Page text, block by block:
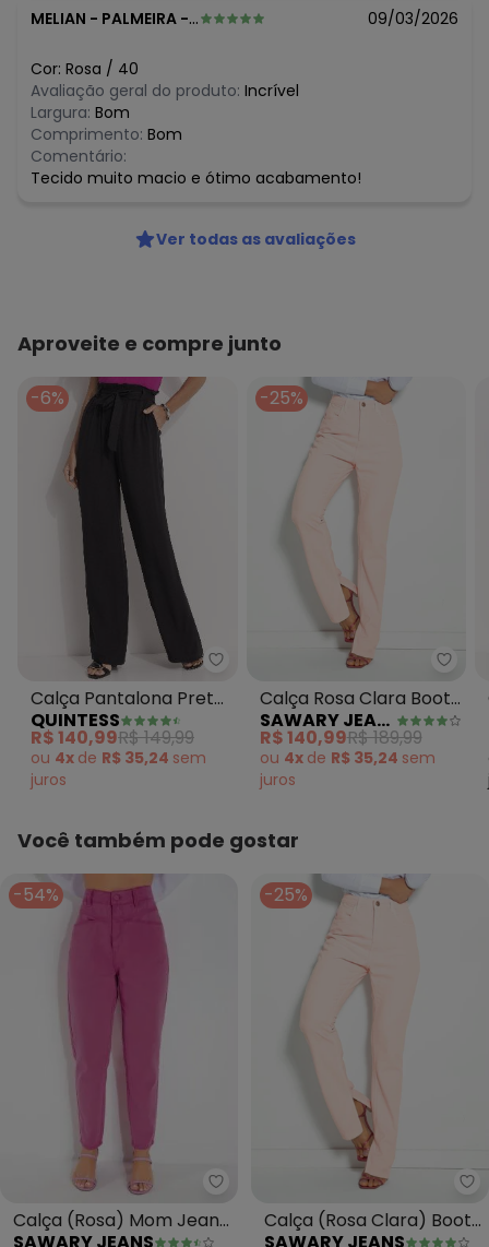
MELIAN - PALMEIRA - PR 09/03/2026
Cor: Rosa / 40
Avaliação geral do produto: Incrível
Largura: Bom
Comprimento: Bom
Comentário:
Tecido muito macio e ótimo acabamento!
Ver todas as avaliações
Aproveite e compre junto
-6%
Quintess - Calça Pantalona
Calça Pantalona Preta
Clochard com Faixa
QUINTESS
R$ 140,99R$ 149,99
ou 4x de R$ 35,24 sem
juros
-25%
Calça Rosa Clara Boot
Cut Sawary
SAWARY JEANS
R$ 140,99R$ 189,99
ou 4x de R$ 35,24 sem
juros
Você também pode gostar
-54%
Sawary Jeans - Calça (Rosa)
Calça (Rosa) Mom Jeans
SAWARY JEANS
-25%
Calça (Rosa Clara) Boot